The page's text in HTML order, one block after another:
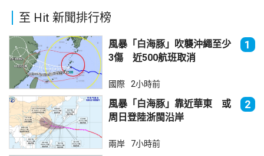
至 Hit 新聞排行榜
風暴「白海豚」吹襲沖繩至少
3傷 近500航班取消
1
國際 2小時前
風暴「白海豚」靠近華東 或
周日登陸浙閩沿岸
2
兩岸 7小時前